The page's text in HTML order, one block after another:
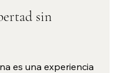
sin
es una experiencia